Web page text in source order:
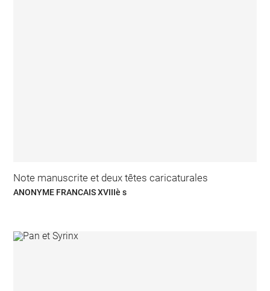
Note manuscrite et deux têtes caricaturales
ANONYME FRANCAIS XVIIIè s